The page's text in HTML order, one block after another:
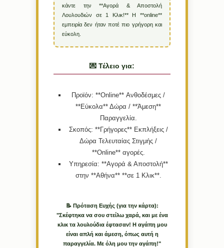
κάντε την **Αγορά & Αποστολή
Λουλουδιών σε 1 Κλικ!** Η **online**
εμπειρία δεν ήταν ποτέ πιο γρήγορη και
εύκολη.
💌 Τέλειο για:
Προϊόν: **Online** Ανθοδέσμες /
**Εύκολα** Δώρα / **Άμεση**
Παραγγελία.
Σκοπός: **Γρήγορες** Εκπλήξεις /
Δώρα Τελευταίας Στιγμής /
**Online** αγορές.
Υπηρεσία: **Αγορά & Αποστολή**
στην **Αθήνα** **σε 1 Κλικ**.
📝 Πρόταση Ευχής (για την κάρτα):
"Σκέφτηκα να σου στείλω χαρά, και με ένα
κλικ τα λουλούδια έφτασαν! Η αγάπη μου
είναι απλή και άμεση, όπως αυτή η
παραγγελία. Με όλη μου την αγάπη!"